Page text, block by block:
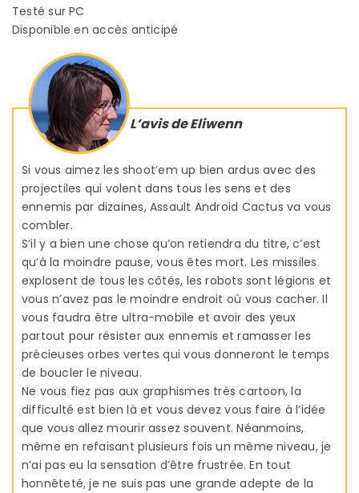
Testé sur PC
Disponible en accès anticipé
L’avis de Eliwenn
Si vous aimez les shoot’em up bien ardus avec des
projectiles qui volent dans tous les sens et des
ennemis par dizaines, Assault Android Cactus va vous
combler.
S’il y a bien une chose qu’on retiendra du titre, c’est
qu’à la moindre pause, vous êtes mort. Les missiles
explosent de tous les côtés, les robots sont légions et
vous n’avez pas le moindre endroit où vous cacher. Il
vous faudra être ultra-mobile et avoir des yeux
partout pour résister aux ennemis et ramasser les
précieuses orbes vertes qui vous donneront le temps
de boucler le niveau.
Ne vous fiez pas aux graphismes très cartoon, la
difficulté est bien là et vous devez vous faire à l’idée
que vous allez mourir assez souvent. Néanmoins,
même en refaisant plusieurs fois un même niveau, je
n’ai pas eu la sensation d’être frustrée. En tout
honnêteté, je ne suis pas une grande adepte de la